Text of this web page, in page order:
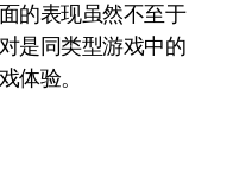
的表现虽然不至于
是同类型游戏中的
体验。